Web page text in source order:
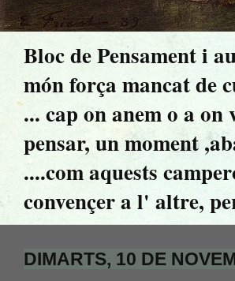
Bloc de Pensament i
món força mancat de
... cap on anem o a
pensar, un moment
....com aquests
convençer a l' altre,
DIMARTS, 10 DE